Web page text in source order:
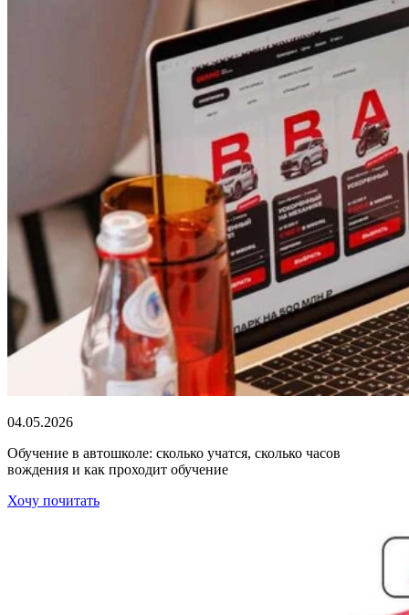
04.05.2026
Обучение в автошколе: сколько учатся, сколько часов
вождения и как проходит обучение
Хочу почитать